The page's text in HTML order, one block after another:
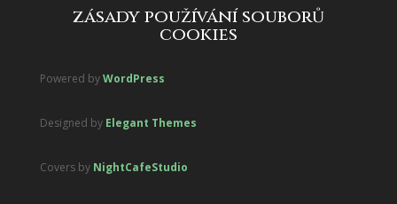
zásady používání souborů
cookies
Powered byWordPress
Designed by Elegant Themes
Covers by NightCafeStudio